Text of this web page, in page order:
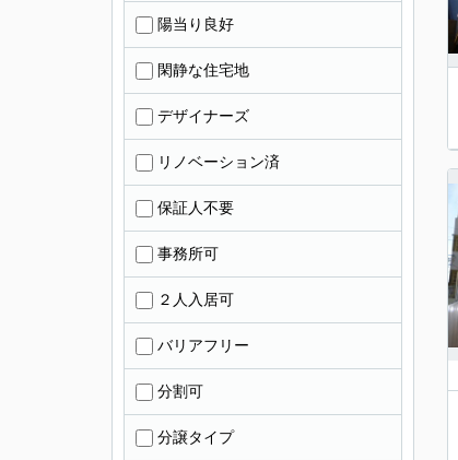
陽当り良好
閑静な住宅地
デザイナーズ
リノベーション済
保証人不要
事務所可
２人入居可
バリアフリー
分割可
分譲タイプ